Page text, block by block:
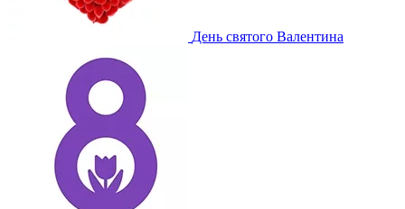
День святого Валентина